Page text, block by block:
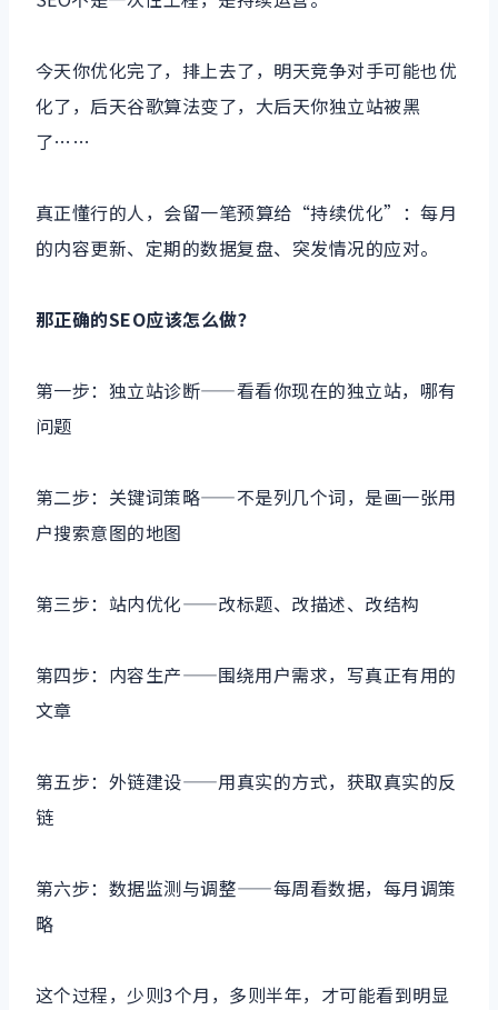
今天你优化完了，排上去了，明天竞争对手可能也优
化了，后天谷歌算法变了，大后天你独立站被黑
了……
真正懂行的人，会留一笔预算给“持续优化”：每月
的内容更新、定期的数据复盘、突发情况的应对。
那正确的SEO应该怎么做？
第一步：独立站诊断——看看你现在的独立站，哪有
问题
第二步：关键词策略——不是列几个词，是画一张用
户搜索意图的地图
第三步：站内优化——改标题、改描述、改结构
第四步：内容生产——围绕用户需求，写真正有用的
文章
第五步：外链建设——用真实的方式，获取真实的反
链
第六步：数据监测与调整——每周看数据，每月调策
略
这个过程，少则3个月，多则半年，才可能看到明显